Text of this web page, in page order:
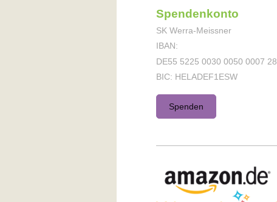
Spendenkonto
SK Werra-Meissner
IBAN:
DE55 5225 0030 0050 0007 28
BIC: HELADEF1ESW
Spenden